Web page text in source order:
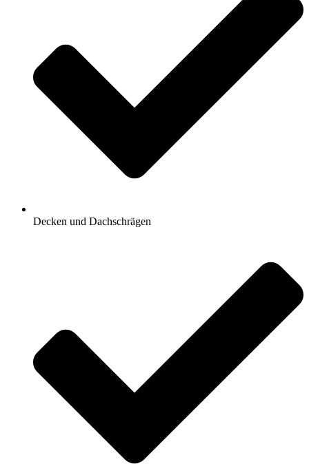
Decken und Dachschrägen